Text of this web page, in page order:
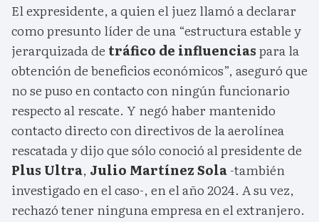
El expresidente, a quien el juez llamó a declarar
como presunto líder de una “estructura estable y
jerarquizada de tráfico de influenciaspara la
obtención de beneficios económicos”, aseguró que
no se puso en contacto con ningún funcionario
respecto al rescate. Y negó haber mantenido
contacto directo con directivos de la aerolínea
rescatada y dijo que sólo conoció al presidente de
Plus Ultra, Julio Martínez Sola-también
investigado en el caso-, en el año 2024. A su vez,
rechazó tener ninguna empresa en el extranjero.